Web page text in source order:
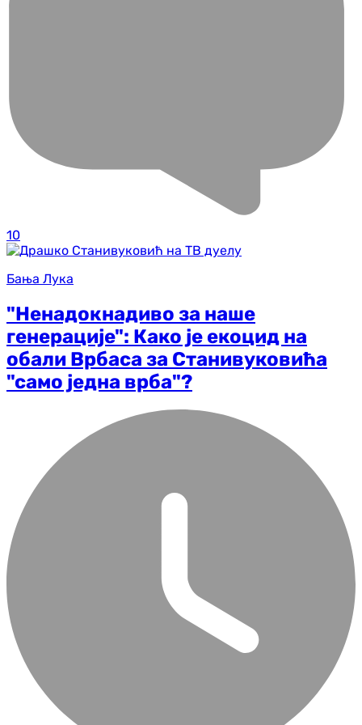
10
Бања Лука
"Ненадокнадиво за наше
генерације": Како је екоцид на
обали Врбаса за Станивуковића
"само једна врба"?